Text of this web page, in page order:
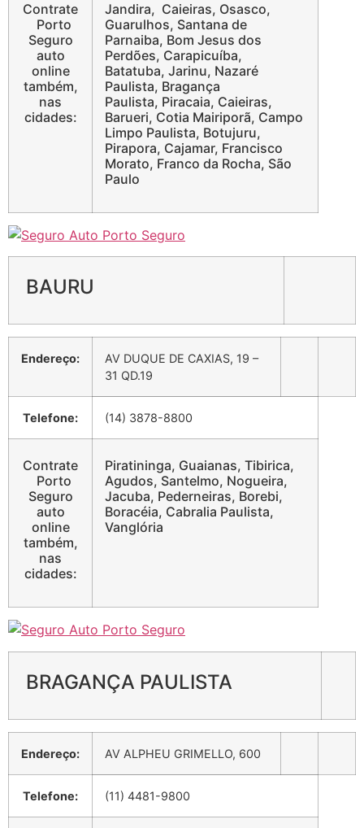
Contrate
Porto
Seguro
auto
online
também,
nas
cidades:
Jandira, Caieiras, Osasco,
Guarulhos, Santana de
Parnaiba, Bom Jesus dos
Perdões, Carapicuíba,
Batatuba, Jarinu, Nazaré
Paulista, Bragança
Paulista, Piracaia, Caieiras,
Barueri, Cotia Mairiporã, Campo
Limpo Paulista, Botujuru,
Pirapora, Cajamar, Francisco
Morato, Franco da Rocha, São
Paulo
BAURU
Endereço:
AV DUQUE DE CAXIAS, 19 –
31 QD.19
Telefone: (14) 3878-8800
Contrate
Porto
Seguro
auto
online
também,
nas
cidades:
Piratininga, Guaianas, Tibirica,
Agudos, Santelmo, Nogueira,
Jacuba, Pederneiras, Borebi,
Boracéia, Cabralia Paulista,
Vanglória
BRAGANÇA PAULISTA
Endereço: AV ALPHEU GRIMELLO, 600
Telefone: (11) 4481-9800